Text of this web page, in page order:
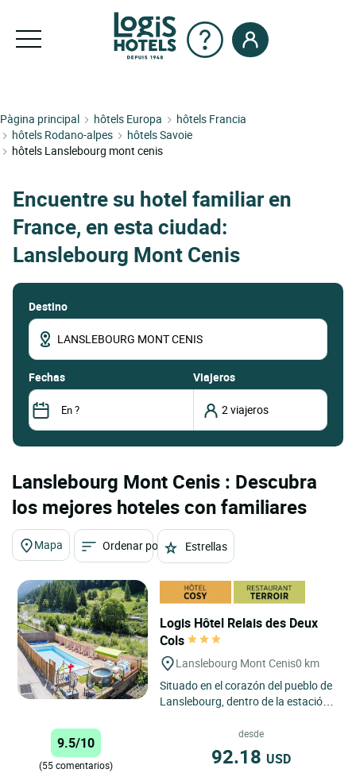
Pàgina principal hôtels Europa
hôtels Francia
hôtels Rodano-alpes
hôtels Savoie
hôtels Lanslebourg mont cenis
Encuentre su hotel familiar en
France, en esta ciudad:
Lanslebourg Mont Cenis
Destino
fechas Viajeros
Lanslebourg Mont Cenis : Descubra
los mejores hoteles con familiares
Mapa Ordenar por Estrellas
Logis Hôtel Relais des Deux
Cols
Lanslebourg Mont Cenis0 km
Situado en el corazón del pueblo de
Lanslebourg, dentro de la estación
Vanoise, el Logis...
9.5/10
(55 comentarios)
desde
92.18 USD